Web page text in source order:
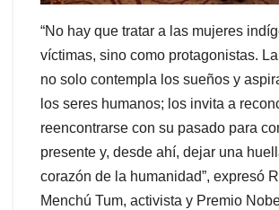
“No hay que tratar a las mujeres
víctimas, sino como protagonistas.
no solo contempla los sueños y
los seres humanos; los invita a
reencontrarse con su pasado para
presente y, desde ahí, dejar una
corazón de la humanidad”, expresó
Menchú Tum, activista y Premio